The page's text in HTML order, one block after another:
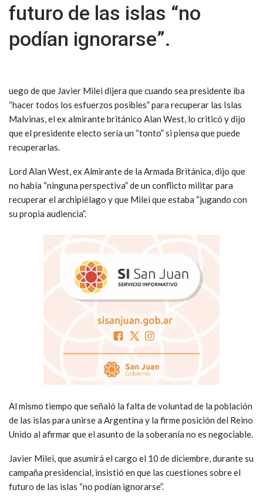
futuro de las islas “no
podían ignorarse”.
uego de que Javier Milei dijera que cuando sea presidente iba
“hacer todos los esfuerzos posibles” para recuperar las Islas
Malvinas, el ex almirante británico Alan West, lo criticó y dijo
que el presidente electo sería un “tonto” si piensa que puede
recuperarlas.
Lord Alan West, ex Almirante de la Armada Británica, dijo que
no había “ninguna perspectiva” de un conflicto militar para
recuperar el archipiélago y que Milei que estaba “jugando con
su propia audiencia”.
Al mismo tiempo que señaló la falta de voluntad de la población
de las islas para unirse a Argentina y la firme posición del Reino
Unido al afirmar que el asunto de la soberanía no es negociable.
Javier Milei, que asumirá el cargo el 10 de diciembre, durante su
campaña presidencial, insistió en que las cuestiones sobre el
futuro de las islas “no podían ignorarse”.